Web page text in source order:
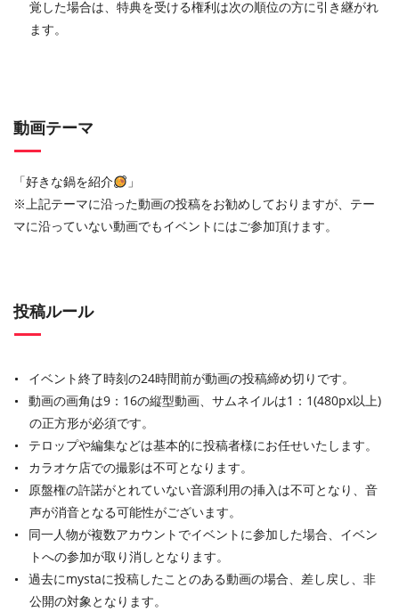
覚した場合は、特典を受ける権利は次の順位の方に引き継がれ
ます。
動画テーマ
「好きな鍋を紹介
」
※上記テーマに沿った動画の投稿をお勧めしておりますが、テー
マに沿っていない動画でもイベントにはご参加頂けます。
投稿ルール
イベント終了時刻の24時間前が動画の投稿締め切りです。
動画の画角は9：16の縦型動画、サムネイルは1：1(480px以上)
の正方形が必須です。
テロップや編集などは基本的に投稿者様にお任せいたします。
カラオケ店での撮影は不可となります。
原盤権の許諾がとれていない音源利用の挿入は不可となり、音
声が消音となる可能性がございます。
同一人物が複数アカウントでイベントに参加した場合、イベン
トへの参加が取り消しとなります。
過去にmystaに投稿したことのある動画の場合、差し戻し、非
公開の対象となります。